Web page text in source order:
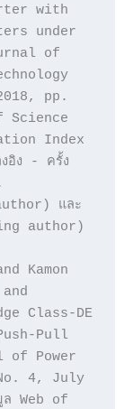
with
under
of
pp.
Science
Index
งอิง - ครั้ง
และ
author)
Kamon
Class-DE
Pull
of Power
4, July
Web of